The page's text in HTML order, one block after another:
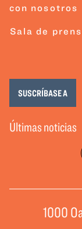
con nosotros
Sala de
Últimas noticias
SUSCRÍBASE A
1000